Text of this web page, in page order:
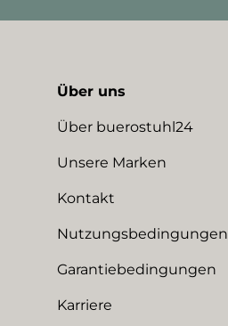
Über uns
Über buerostuhl24
Unsere Marken
Kontakt
Nutzungsbedingungen
Garantiebedingungen
Karriere